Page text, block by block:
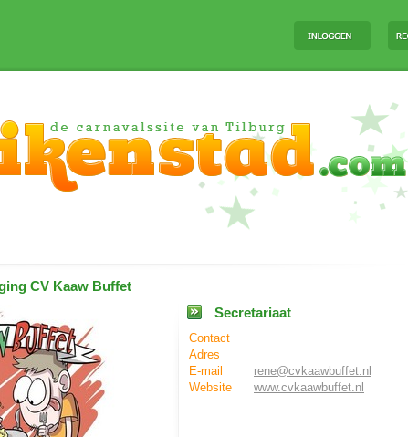
CV Kaaw Buffet
Secretariaat
Contact
Adres
E-mail
rene@cvkaawbuffet.nl
Website
www.cvkaawbuffet.nl